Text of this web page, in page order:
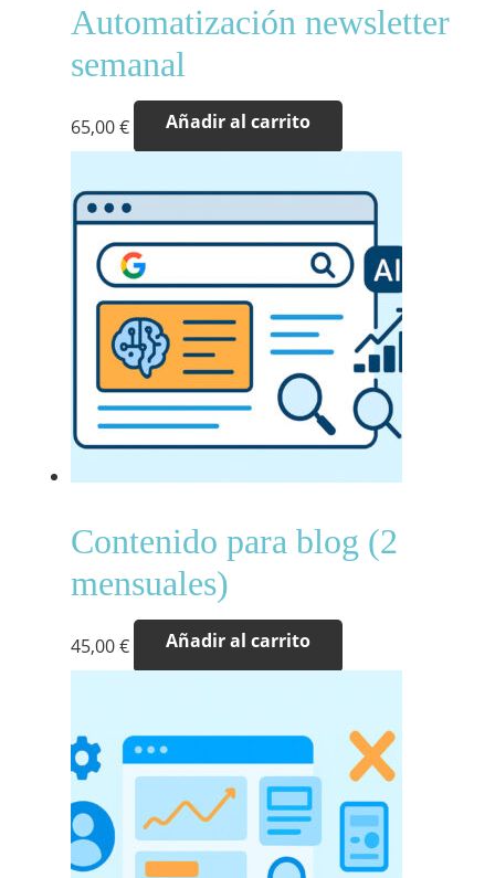
Automatización newsletter
semanal
65,00€ Añadir al carrito
Contenido para blog (2
mensuales)
45,00€ Añadir al carrito